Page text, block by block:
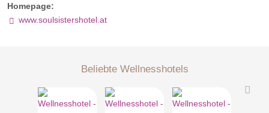
Homepage:
www.soulsistershotel.at
Beliebte Wellnesshotels